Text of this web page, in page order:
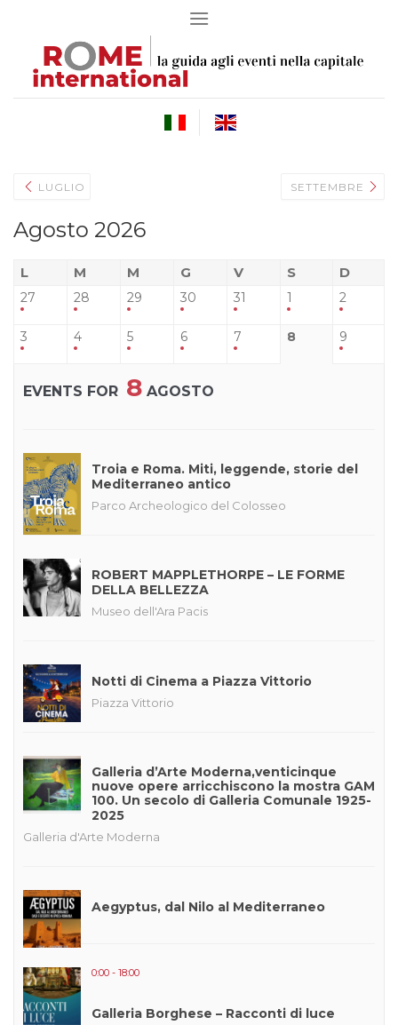
LUGLIO
Agosto 2026
SETTEMBRE
L M M G V S D
27 28 29 30 31 1 2
3 4 5 6 7 8 9
EVENTS FOR 8 AGOSTO
Troia e Roma. Miti, leggende, storie del
Mediterraneo antico
Parco Archeologico del Colosseo
ROBERT MAPPLETHORPE – LE FORME
DELLA BELLEZZA
Museo dell'Ara Pacis
Notti di Cinema a Piazza Vittorio
Piazza Vittorio
Galleria d’Arte Moderna,venticinque
nuove opere arricchiscono la mostra GAM
100. Un secolo di Galleria Comunale 1925-
2025
Galleria d'Arte Moderna
Aegyptus, dal Nilo al Mediterraneo
0:00 - 18:00
Galleria Borghese – Racconti di luce